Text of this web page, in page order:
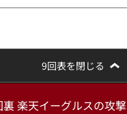
9回表を閉じる
裏 楽天イーグルスの攻撃